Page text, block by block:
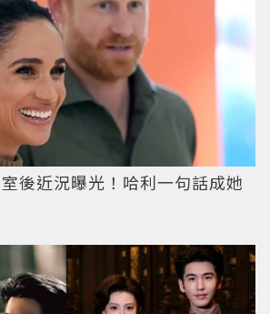
後近況曝光！哈利一句話成她